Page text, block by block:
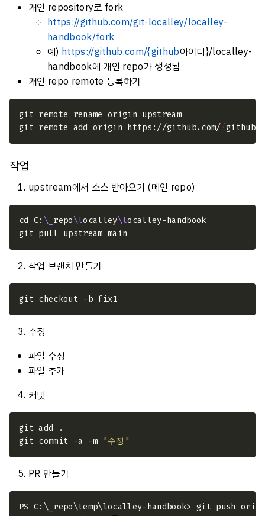
개인 repository로 fork
https://github.com/git-localley/localley-
handbook/fork
예) https://github.com/{github아이디}/localley-
handbook에 개인 repo가 생성됨
개인 repo remote 등록하기
git remote rename origin upstream
git remote add origin https://github.com/{github아
작업
upstream에서 소스 받아오기 (메인 repo)
cd C: \_ repo\localley\l
작업 브랜치 만들기
수정
파일 수정
파일 추가
커밋
git commit -a -m
"수정"
PR 만들기